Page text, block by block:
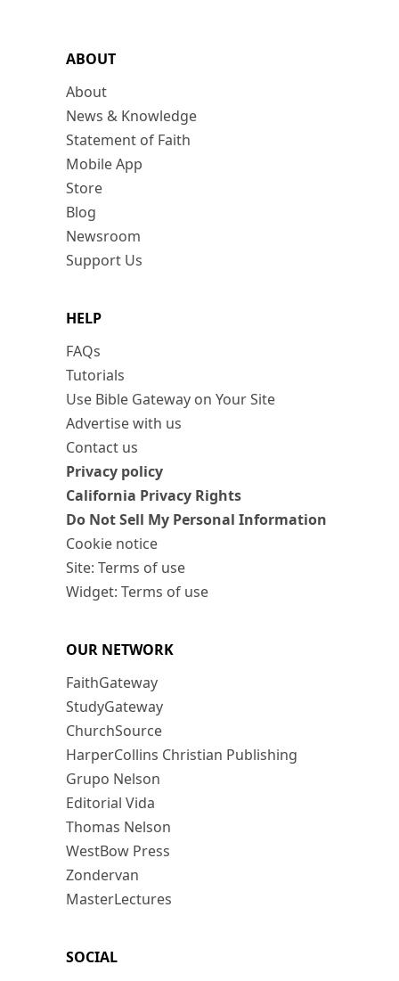
ABOUT
About
News & Knowledge
Statement of Faith
Mobile App
Store
Blog
Newsroom
Support Us
HELP
FAQs
Tutorials
Use Bible Gateway on Your Site
Advertise with us
Contact us
Privacy policy
California Privacy Rights
Do Not Sell My Personal Information
Cookie notice
Site: Terms of use
Widget: Terms of use
OUR NETWORK
FaithGateway
StudyGateway
ChurchSource
HarperCollins Christian Publishing
Grupo Nelson
Editorial Vida
Thomas Nelson
WestBow Press
Zondervan
MasterLectures
SOCIAL